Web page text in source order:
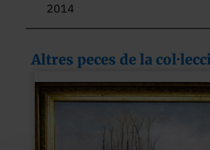
2014
Altres peces de la